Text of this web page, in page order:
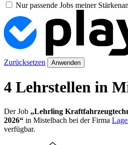
Nur passende Jobs meiner
Zurücksetzen Anwenden
4 Lehrstellen in
Der Job „Lehrling
2026“ in Mistelbach bei der Firma
verfügbar.